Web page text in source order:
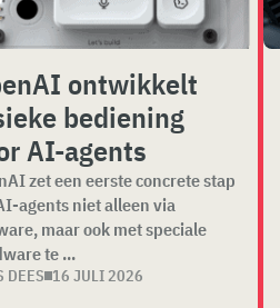
ontwikkelt
bediening
AI-agents
zet een eerste concrete stap
agents niet alleen via
maar ook met speciale
te ...
DEES 16 JULI 2026